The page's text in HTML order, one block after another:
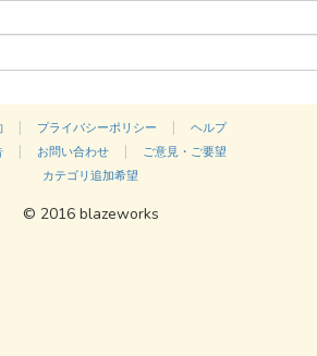
| プライバシーポリシー |
ヘルプ
| お問い合わせ |
ご意見・ご要望
カテゴリ追加希望
© 2016 blazeworks